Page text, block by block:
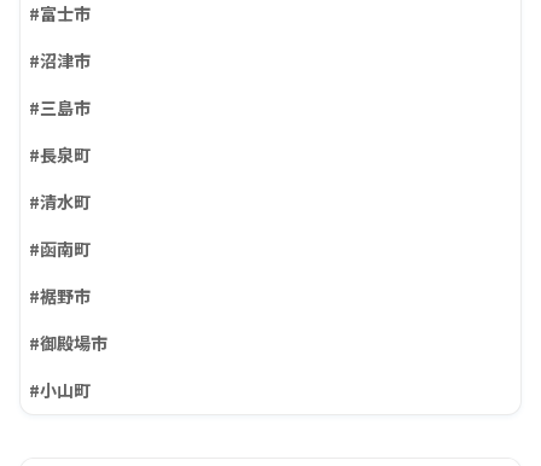
#富士市
#沼津市
#三島市
#長泉町
#清水町
#函南町
#裾野市
#御殿場市
#小山町